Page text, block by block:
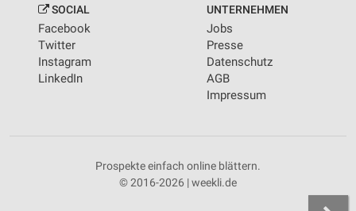
SOCIAL
Facebook
Twitter
Instagram
LinkedIn
UNTERNEHMEN
Jobs
Presse
Datenschutz
AGB
Impressum
Prospekte einfach online blättern.
© 2016-2026 | weekli.de